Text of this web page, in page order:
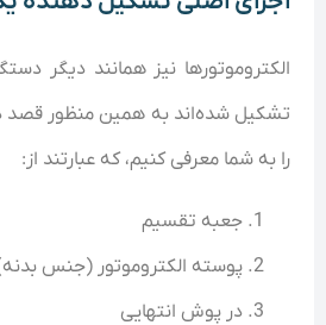
الکتروموتور‌ها نیز همانند دیگر
تشکیل شده‌اند به همین منظور قصد
را به شما معرفی کنیم، که عبارتند از:
جعبه تقسیم
پوسته الکتروموتور (جنس
در پوش انتهایی